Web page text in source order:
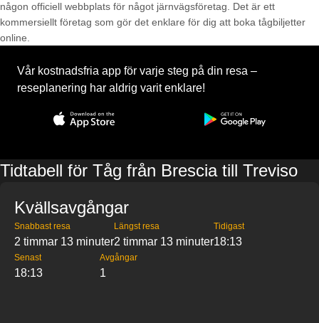
någon officiell webbplats för något järnvägsföretag. Det är ett
kommersiellt företag som gör det enklare för dig att boka tågbiljetter
online.
Vår kostnadsfria app för varje steg på din resa –
reseplanering har aldrig varit enklare!
Tidtabell för Tåg från Brescia till Treviso
Kvällsavgångar
Snabbast resa
2 timmar 13 minuter
Längst resa
2 timmar 13 minuter
Tidigast
18:13
Senast
18:13
Avgångar
1